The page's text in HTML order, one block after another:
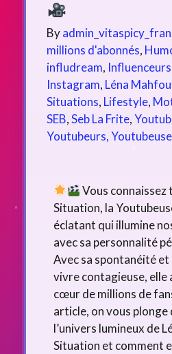
By
millions d'abonnés,
infludream,
Instagram, Léna
Situations, Lifestyle,
SEB,Seb La Frite,
Youtubeurs,
Vous connaissez
Situation, la
éclatant qui illumine
avec sa personnalité
Avec sa spontanéité et
vivre contagieuse, elle
cœur de millions de
article, on vous plonge
l’univers lumineux de
Situation et comment